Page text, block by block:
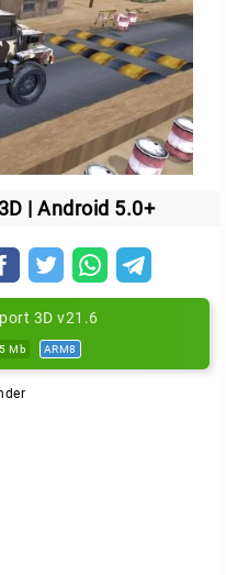
| Android 5.0+
3D v21.6
Mb ARM8